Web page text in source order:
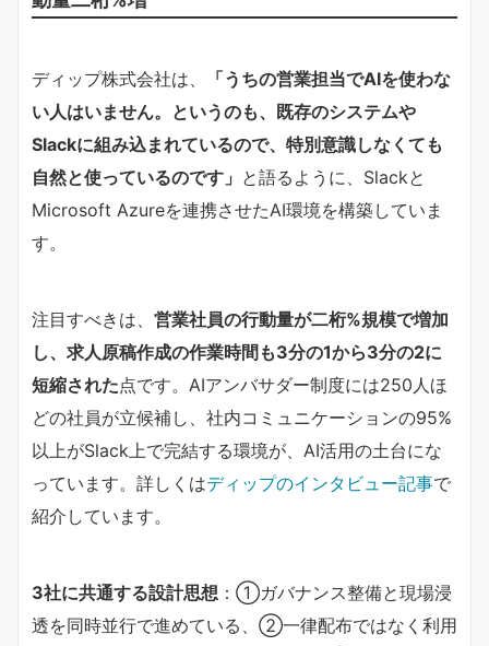
ディップ株式会社は、
「うちの営業担当でAIを使わな
い人はいません。というのも、既存のシステムや
Slackに組み込まれているので、特別意識しなくても
自然と使っているのです」 と語るように、Slackと
Microsoft Azureを連携させたAI環境を構築していま
す。
注目すべきは、 営業社員の行動量が二桁%規模で増加
し、求人原稿作成の作業時間も3分の1から3分の2に
短縮された点です。AIアンバサダー制度には250人ほ
どの社員が立候補し、社内コミュニケーションの95%
以上がSlack上で完結する環境が、AI活用の土台にな
っています。詳しくはディップのインタビュー記事で
紹介しています。
3社に共通する設計思想 ：①ガバナンス整備と現場浸
透を同時並行で進めている、②一律配布ではなく利用